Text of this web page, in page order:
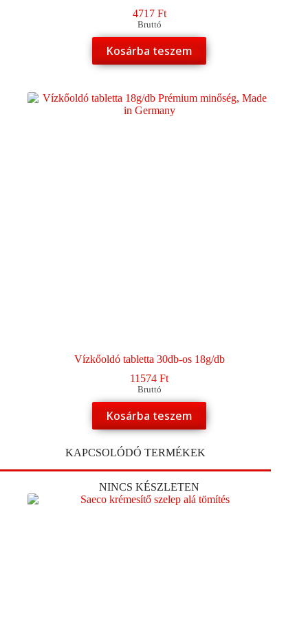
4717 Ft
Bruttó
Kosárba teszem
Vízkőoldó tabletta 30db-os 18g/db
11574Ft
Bruttó
Kosárba teszem
KAPCSOLÓDÓ TERMÉKEK
NINCS KÉSZLETEN